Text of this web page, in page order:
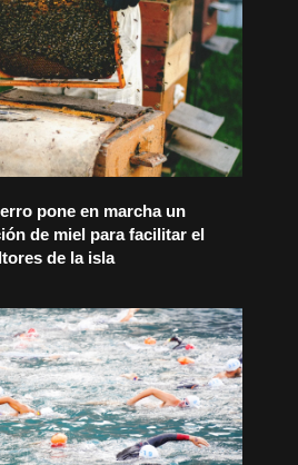
pone en marcha un
de miel para facilitar el
de la isla